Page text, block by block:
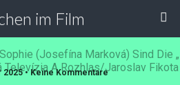
im Film
• Keine Kommentare